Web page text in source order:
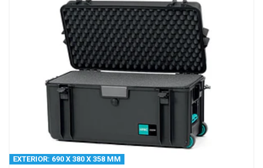
EXTERIOR: 690 X 380 X 358 MM